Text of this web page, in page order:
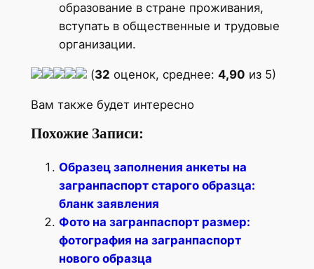
образование в стране проживания,
вступать в общественные и трудовые
организации.
(32 оценок, среднее: 4,90 из 5)
Вам также будет интересно
Похожие Записи:
Образец заполнения анкеты на
загранпаспорт старого образца:
бланк заявления
Фото на загранпаспорт размер:
фотография на загранпаспорт
нового образца